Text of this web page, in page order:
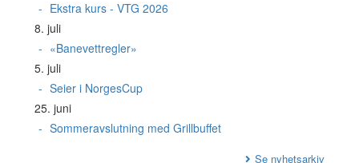
Ekstra kurs - VTG 2026
8. juli
«Banevettregler»
5. juli
Seier i NorgesCup
25. juni
Sommeravslutning med Grillbuffet
Se nyhetsarkiv